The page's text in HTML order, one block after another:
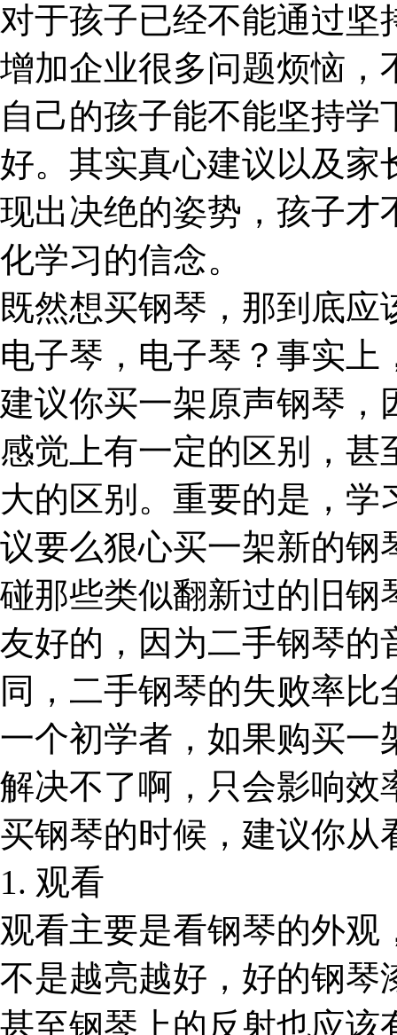
对于孩子已经不能通过
增加企业很多问题烦恼，
自己的孩子能不能坚持
好。其实真心建议以及家
现出决绝的姿势，孩子才
化学习的信念。
既然想买钢琴，那到底
电子琴，电子琴？事实
建议你买一架原声钢琴，
感觉上有一定的区别，甚
大的区别。重要的是，
议要么狠心买一架新的钢
碰那些类似翻新过的旧钢
友好的，因为二手钢琴的
同，二手钢琴的失败率
一个初学者，如果购买一
解决不了啊，只会影响效
买钢琴的时候，建议你从
1. 观看
观看主要是看钢琴的外观
不是越亮越好，好的钢琴
甚至钢琴上的反射也应该